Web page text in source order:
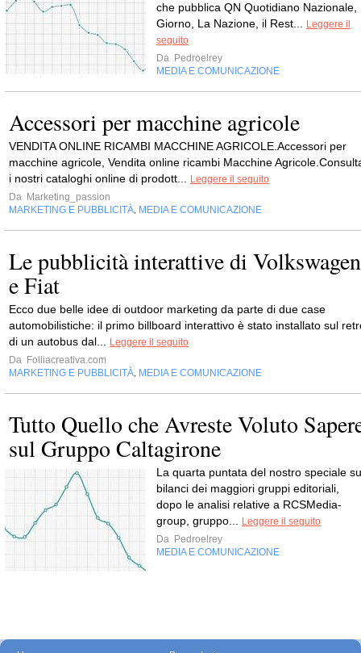
che pub­blica QN Quo­ti­diano Nazio­nale,
Giorno, La Nazione, il Rest...
Leggere il
seguito
Da Pedroelrey
MEDIA E COMUNICAZIONE
Accessori per macchine agricole
VENDITA ONLINE RICAMBI MACCHINE AGRICOLE.Accessori per
macchine agricole, Vendita online ricambi Macchine
i nostri cataloghi online di prodott...
Leggere il seguito
Da Marketing_passion
MARKETING E PUBBLICITÀ MEDIA E COMUNICAZIONE
Le pubblicità interattive di Volkswagen
e Fiat
Ecco due belle idee di outdoor marketing da parte di due case
automobilistiche: il primo billboard interattivo è stato installato sul
di un autobus dal...
Leggere il seguito
Da Folliacreativa.com
MARKETING E PUBBLICITÀ MEDIA E COMUNICAZIONE
Tutto Quello che Avreste Voluto
sul Gruppo Caltagirone
La quarta pun­tata del nostro spe­ciale
bilanci dei mag­giori gruppi edi­to­riali,
dopo le ana­lisi rela­tive a RCSMe­dia­
group, gruppo...
Leggere il seguito
Da Pedroelrey
MEDIA E COMUNICAZIONE